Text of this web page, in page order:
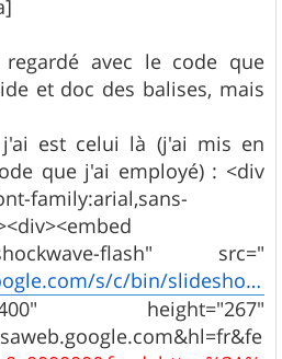
avec le code que
et doc des balises, mais
est celui là (j'ai mis en
que j'ai employé) : <div
family:arial,sans-
shockwave-flash" src="
https://picasaweb.google.com/s/c/bin/slideshow.swf
height="267"